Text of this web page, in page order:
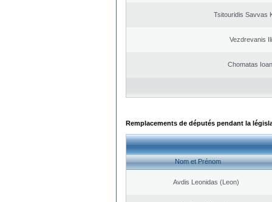
Tsitouridis Savvas
Vezdrevanis
Chomatas
Remplacements de députés pendant la
Nom et Prénom
Avdis Leonidas (Leon)